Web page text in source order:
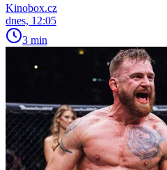
Kinobox.cz
dnes, 12:05
3 min